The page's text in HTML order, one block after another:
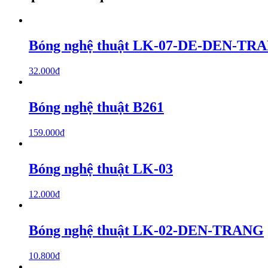
Bóng nghệ thuật LK-07-DE-DEN-
32.000₫
Bóng nghệ thuật B261
159.000₫
Bóng nghệ thuật LK-03
12.000₫
Bóng nghệ thuật LK-02-DEN-TRANG
10.800₫